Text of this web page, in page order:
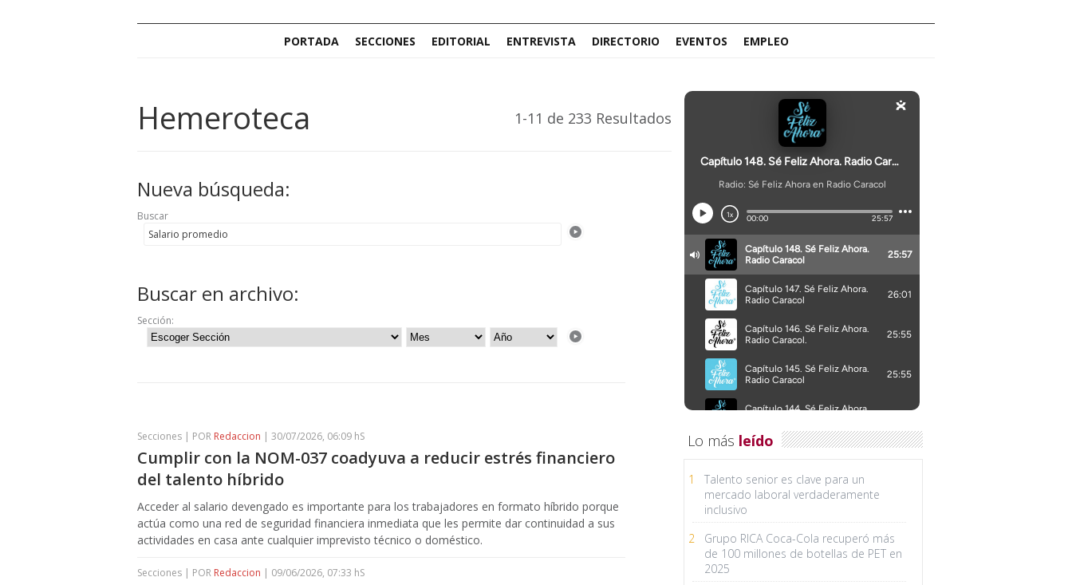
PORTADA SECCIONES EDITORIAL ENTREVISTA DIRECTORIO EVENTOS EMPLEO
Hemeroteca 1-11 de 233 Resultados
Nueva búsqueda:
Buscar
Buscar en archivo:
Sección:
Secciones | POR Redaccion | 30/07/2026, 06:09 hS
Cumplir con la NOM-037 coadyuva a reducir estrés financiero
del talento híbrido
Acceder al salario devengado es importante para los trabajadores en formato híbrido porque
actúa como una red de seguridad financiera inmediata que les permite dar continuidad a sus
actividades en casa ante cualquier imprevisto técnico o doméstico.
Secciones | POR Redaccion | 09/06/2026, 07:33 hS
Lo más leído
1
Talento senior es clave para un
mercado laboral verdaderamente
inclusivo
2
Grupo RICA Coca-Cola recuperó más
de 100 millones de botellas de PET en
2025